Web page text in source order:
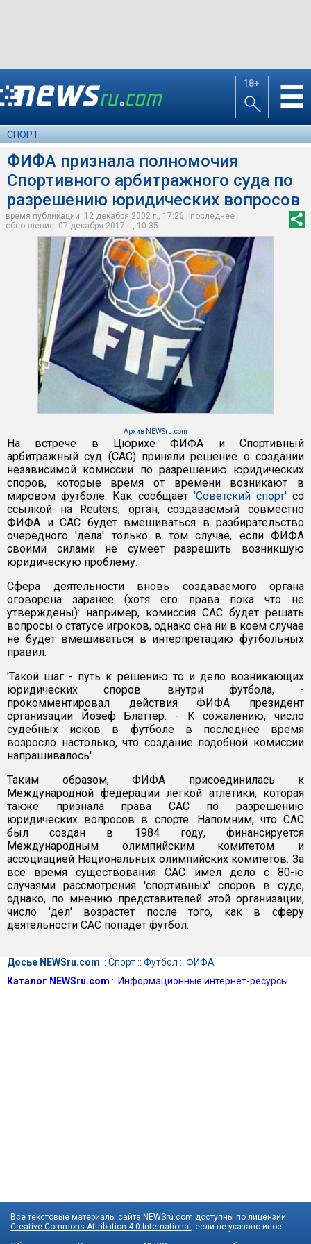
18+ ☰
СПОРТ
ФИФА признала полномочия
Спортивного арбитражного суда по
разрешению юридических вопросов
время публикации: 12 декабря 2002 г., 17:26 | последнее
обновление: 07 декабря 2017 г., 10:35
Архив NEWSru.com
На встрече в Цюрихе ФИФА и Спортивный
арбитражный суд (САС) приняли решение о создании
независимой комиссии по разрешению юридических
споров, которые время от времени возникают в
мировом футболе. Как сообщает 'Советский спорт'со
ссылкой на Reuters, орган, создаваемый совместно
ФИФА и САС будет вмешиваться в разбирательство
очередного 'дела' только в том случае, если ФИФА
своими силами не сумеет разрешить возникшую
юридическую проблему.
Сфера деятельности вновь создаваемого органа
оговорена заранее (хотя его права пока что не
утверждены): например, комиссия САС будет решать
вопросы о статусе игроков, однако она ни в коем случае
не будет вмешиваться в интерпретацию футбольных
правил.
'Такой шаг - путь к решению то и дело возникающих
юридических споров внутри футбола, -
прокомментировал действия ФИФА президент
организации Йозеф Блаттер. - К сожалению, число
судебных исков в футболе в последнее время
возросло настолько, что создание подобной комиссии
напрашивалось'.
Таким образом, ФИФА присоединилась к
Международной федерации легкой атлетики, которая
также признала права САС по разрешению
юридических вопросов в спорте. Напомним, что САС
был создан в 1984 году, финансируется
Международным олимпийским комитетом и
ассоциацией Национальных олимпийских комитетов. За
все время существования САС имел дело с 80-ю
случаями рассмотрения 'спортивных' споров в суде,
однако, по мнению представителей этой организации,
число 'дел' возрастет после того, как в сферу
деятельности САС попадет футбол.
Досье NEWSru.com :: Спорт:: Футбол :: ФИФА
Каталог NEWSru.com :: Информационные интернет-ресурсы
Все текстовые материалы сайта NEWSru.com доступны по лицензии:
Creative Commons Attribution 4.0 International
, если не указано иное.